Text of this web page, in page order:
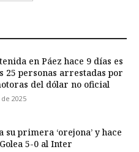
en Páez hace 9 días es
25 personas arrestadas por
del dólar no oficial
2025
su primera ‘orejona’ y hace
5-0 al Inter